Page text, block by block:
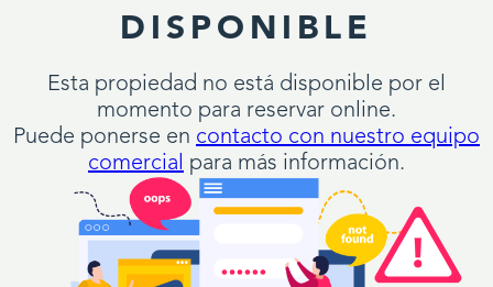
DISPONIBLE
Esta propiedad no está disponible por el
momento para reservar online.
Puede ponerse en contacto con nuestro equipo
comercial para más información.